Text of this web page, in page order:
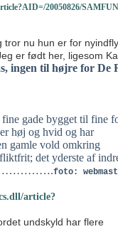
20050826/
nu hun er for
er født her, ligesom
ingen til højre for De
gade bygget til fine
høj og hvid og har
gamle vold omkring
det yderste af
foto:
article?
undskyld har flere